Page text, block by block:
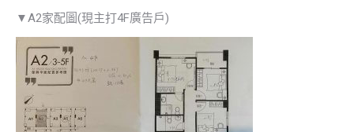
▼A2家配圖(現主打4F廣告戶)